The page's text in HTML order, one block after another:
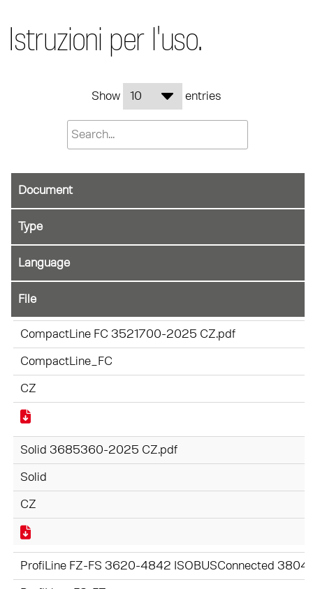
Istruzioni per l'uso.
Show entries
Document
File
CompactLine FC 3521700-2025 CZ.pdf
CompactLine_FC
CZ
Solid 3685360-2025 CZ.pdf
Solid
CZ
ProfiLine FZ-FS 3620-4842 ISOBUSConnected